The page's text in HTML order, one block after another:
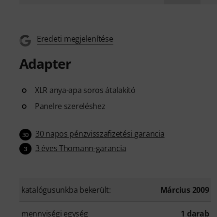
Eredeti megjelenítése
Adapter
XLR anya-apa soros átalakító
Panelre szereléshez
30 30 napos pénzvisszafizetési garancia
3 3 éves Thomann-garancia
katalógusunkba bekerült: Március 2009
mennyiségi egység 1 darab